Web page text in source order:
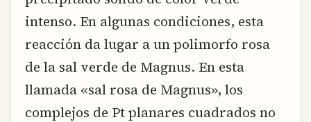
intenso. En algunas condiciones, esta
reacción da lugar a un polimorfo rosa
de la sal verde de Magnus. En esta
llamada «sal rosa de Magnus», los
complejos de Pt planares cuadrados no